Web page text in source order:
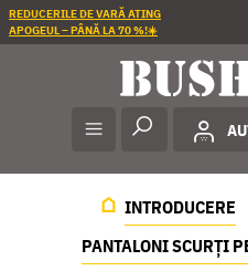
REDUCERILE DE VARĂ ATING
APOGEUL – PÂNĂ LA 70 %!☀️
INTRODUCERE
PANTALONI SCURȚI